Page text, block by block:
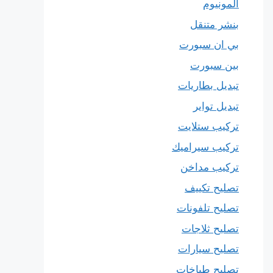
المونيوم
بنشر متنقل
بي ان سبورت
بين سبورت
تبديل بطاريات
تبديل تواير
تركيب ستلايت
تركيب سيراميك
تركيب مداخن
تصليح تكييف
تصليح تلفونات
تصليح ثلاجات
تصليح سيارات
تصليح طباخات